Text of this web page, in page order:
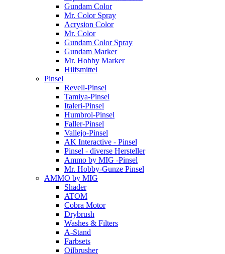
Gundam Color
Mr. Color Spray
Acrysion Color
Mr. Color
Gundam Color Spray
Gundam Marker
Mr. Hobby Marker
Hilfsmittel
Pinsel
Revell-Pinsel
Tamiya-Pinsel
Italeri-Pinsel
Humbrol-Pinsel
Faller-Pinsel
Vallejo-Pinsel
AK Interactive - Pinsel
Pinsel - diverse Hersteller
Ammo by MIG -Pinsel
Mr. Hobby-Gunze Pinsel
AMMO by MIG
Shader
ATOM
Cobra Motor
Drybrush
Washes & Filters
A-Stand
Farbsets
Oilbrusher